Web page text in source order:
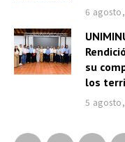
6
su
los
5